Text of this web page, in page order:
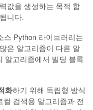
값을 생성하는 목적 함
니다.
Python 라이브러리는
은 알고리즘이 다른 알
알고리즘에서 빌딩 블록
화하기 위해 독립형 방식
검색용 알고리즘과 전